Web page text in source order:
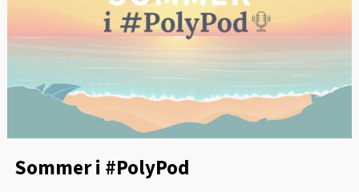
Sommer i #PolyPod